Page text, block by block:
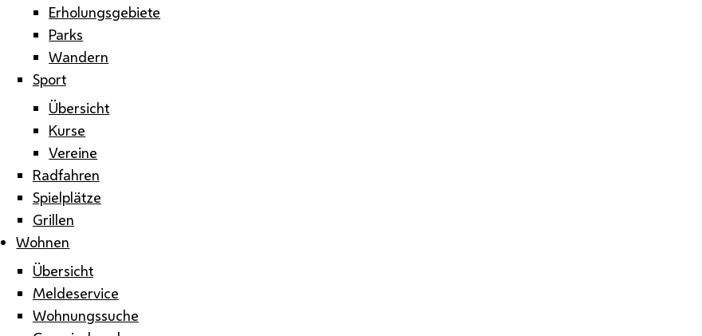
Erholungsgebiete
Parks
Wandern
Sport
Übersicht
Kurse
Vereine
Radfahren
Spielplätze
Grillen
Wohnen
Übersicht
Meldeservice
Wohnungssuche